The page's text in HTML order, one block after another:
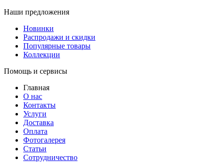
Наши предложения
Новинки
Распродажи и скидки
Популярные товары
Коллекции
Помощь и сервисы
Главная
О нас
Контакты
Услуги
Доставка
Оплата
Фотогалерея
Статьи
Сотрудничество